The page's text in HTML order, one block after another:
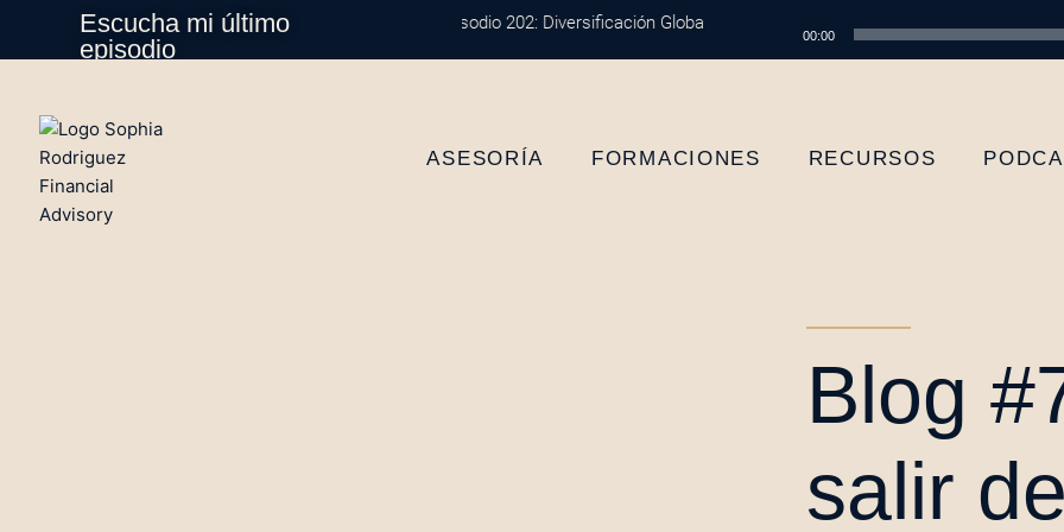
Escucha mi último
episodio
Episodio 202: Diversificación Global: Protege tu Dinero y Maximiza tus Inversiones
00:00
ASESORÍA FORMACIONES RECURSOS
Blog
salir